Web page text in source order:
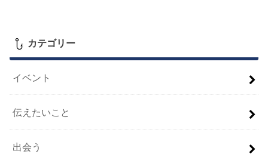
カテゴリー
イベント
伝えたいこと
出会う